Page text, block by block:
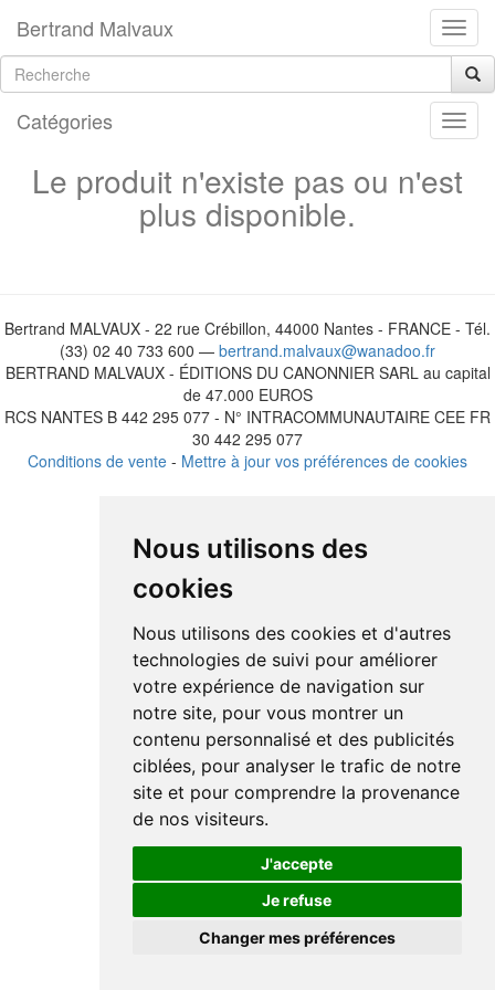
Nous utilisons des
cookies
Nous utilisons des cookies et d'autres
technologies de suivi pour améliorer
votre expérience de navigation sur
notre site, pour vous montrer un
contenu personnalisé et des publicités
ciblées, pour analyser le trafic de notre
site et pour comprendre la provenance
de nos visiteurs.
J'accepte
Je refuse
Changer mes préférences
Bertrand Malvaux
Catégories
Le produit n'existe pas ou n'est
plus disponible.
Bertrand MALVAUX - 22 rue Crébillon, 44000 Nantes - FRANCE - Tél.
(33) 02 40 733 600 — bertrand.malvaux@wanadoo.fr
BERTRAND MALVAUX - ÉDITIONS DU CANONNIER SARL au capital
de 47.000 EUROS
RCS NANTES B 442 295 077 - N° INTRACOMMUNAUTAIRE CEE FR
30 442 295 077
Conditions de vente - Mettre à jour vos préférences de cookies